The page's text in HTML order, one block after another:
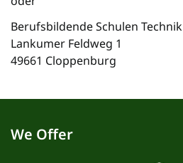
Berufsbildende Schulen Technik
Lankumer Feldweg 1
49661 Cloppenburg
We Offer